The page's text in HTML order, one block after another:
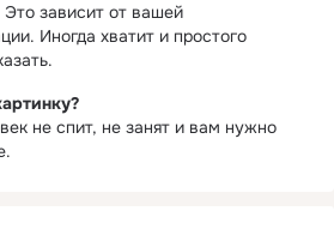
Это зависит от вашей
Иногда хватит и простого
не спит, не занят и вам нужно